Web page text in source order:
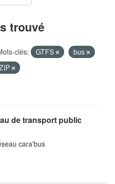
trouvé
clés: GTFS
bus
de transport public
cara'bus